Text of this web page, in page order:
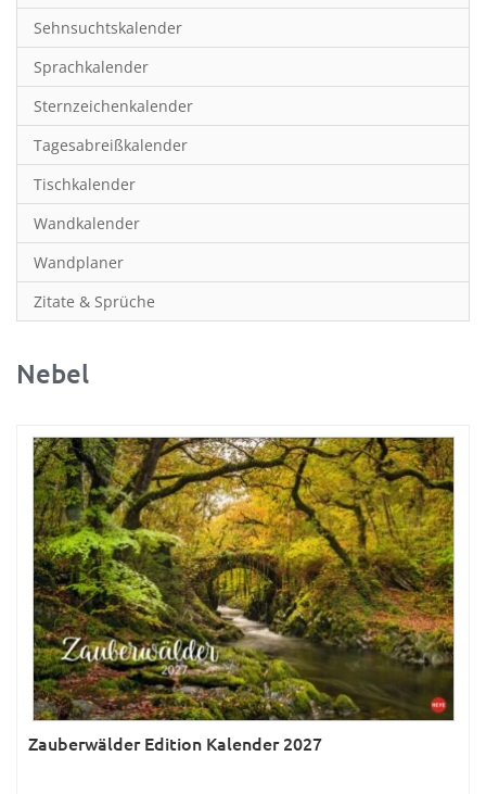
Kinderkalender
Kunst
Länder & Städte
Landschaft & Natur
Lifestyle
Literatur
Manga & Animé
Neutrale Kalender
Partner- & Wandplaner
Planung & Organisation
Rätsel
Reise
Sport
Sprachkalender
Sternzeichen & Mond
Tiere
Verkehr & Technik
Was ist was
Was ist was; Städte
Sehnsuchtskalender
Sprachkalender
Sternzeichenkalender
Tagesabreißkalender
Tischkalender
Wandkalender
Wandplaner
Zitate & Sprüche
Nebel
Zauberwälder Edition Kalender 2027